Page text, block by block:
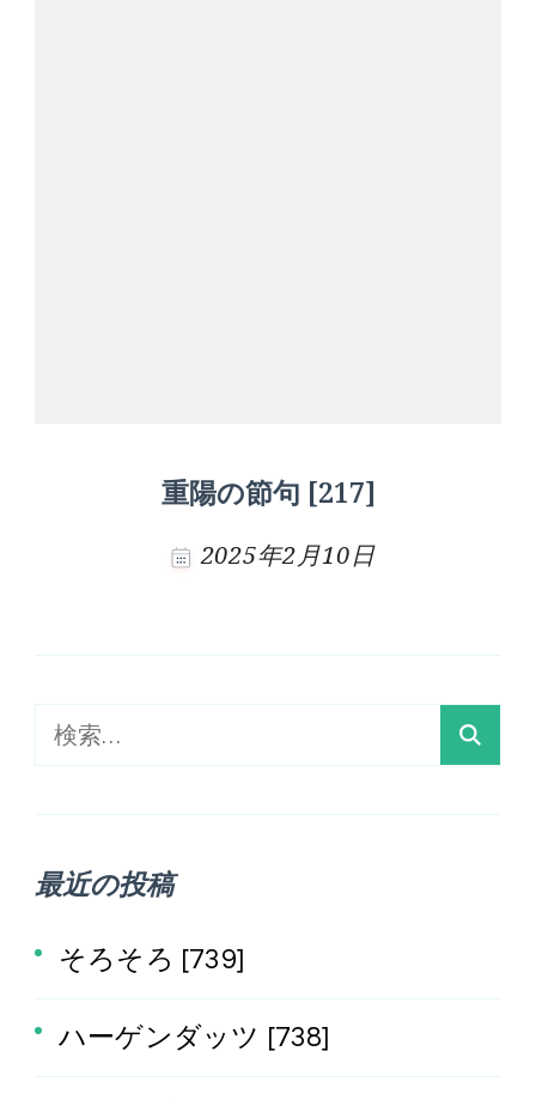
重陽の節句 [217]
2025年2月10日
検
最近の投稿
そろそろ [739]
ハーゲンダッツ [738]